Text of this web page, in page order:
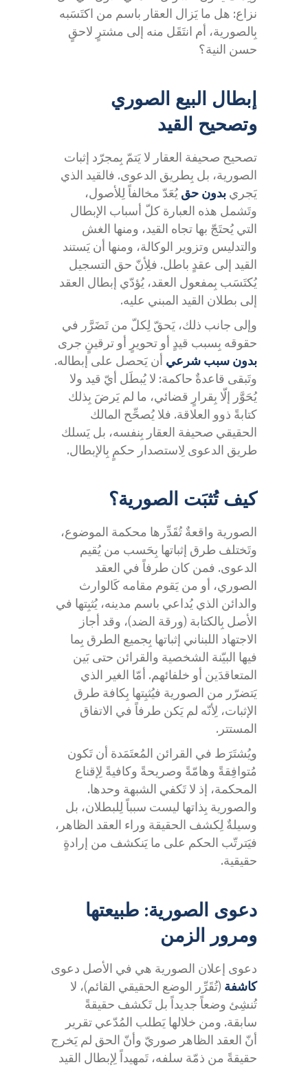
نزاع: هل ما يَزال العقار باسم من اكتَسَبه
بِالصورية، أم انتَقَل منه إلى مشترٍ لاحقٍ
حسن النية؟
إبطال البيع الصوري
وتصحيح القيد
تصحيح صحيفة العقار لا يَتمّ بِمجرّد إثبات
الصورية، بل بِطريق الدعوى. فالقيد الذي
يَجري بدون حق يُعَدّ مخالفاً لِلأصول،
وتَشمل هذه العبارة كلّ أسباب الإبطال
التي يُحتَجّ بها تجاه القيد، ومنها الغش
والتدليس وتزوير الوكالة، ومنها أن يَستند
القيد إلى عقدٍ باطل. فلِأنّ حق التسجيل
يُكتَسَب بِمفعول العقد، يُؤدّي إبطال العقد
إلى بطلان القيد المبني عليه.
وإلى جانب ذلك، يَحقّ لِكلّ من تَضَرَّر في
حقوقه بِسبب قيدٍ أو تحويرٍ أو ترقينٍ جرى
بدون سبب شرعي أن يَحصل على إبطاله.
وتَبقى قاعدةٌ حاكمة: لا يُبطَل أيّ قيد ولا
يُحَوَّر إلّا بِقرارٍ قضائي، ما لم يَرضَ بِذلك
كتابةً ذوو العلاقة. فلا يُصحِّح المالك
الحقيقي صحيفة العقار بِنفسه، بل يَسلك
طريق الدعوى لِاستصدار حكمٍ بِالإبطال.
كيف تُثبَت الصورية؟
الصورية واقعةٌ تُقَدِّرها محكمة الموضوع،
وتَختلف طرق إثباتها بِحَسب من يُقيم
الدعوى. فمن كان طرفاً في العقد
الصوري، أو من يَقوم مقامه كَالوارث
والدائن الذي يُداعي باسم مدينه، يُثبِتها في
الأصل بِالكتابة (ورقة الضد)، وقد أجاز
الاجتهاد اللبناني إثباتها بِجميع الطرق بِما
فيها البيّنة الشخصية والقرائن حتى بَين
المتعاقدَين أو خلفائهم. أمّا الغير الذي
يَتضرّر من الصورية فيُثبِتها بِكافة طرق
الإثبات، لِأنّه لم يَكن طرفاً في الاتفاق
المستتر.
ويُشتَرَط في القرائن المُعتَمَدة أن تَكون
مُتوافِقةً وهامّةً وصريحةً وكافيةً لِإقناع
المحكمة، إذ لا تَكفي الشبهة وحدها.
والصورية بِذاتها ليست سبباً لِلبطلان، بل
وسيلةٌ لِكشف الحقيقة وراء العقد الظاهر،
فيَترتّب الحكم على ما يَنكشف من إرادةٍ
حقيقية.
دعوى الصورية: طبيعتها
ومرور الزمن
دعوى إعلان الصورية هي في الأصل دعوى
كاشفة (تُقَرِّر الوضع الحقيقي القائم)، لا
تُنشِئ وضعاً جديداً بل تَكشف حقيقةً
سابقة. ومن خلالها يَطلب المُدّعي تقرير
أنّ العقد الظاهر صوريّ وأنّ الحق لم يَخرج
حقيقةً من ذمّة سلفه، تَمهيداً لِإبطال القيد